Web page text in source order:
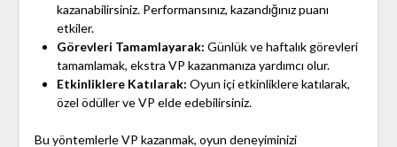
kazanabilirsiniz. Performansınız, kazandığınız puanı
etkiler.
Görevleri Tamamlayarak: Günlük ve haftalık görevleri
tamamlamak, ekstra VP kazanmanıza yardımcı olur.
Etkinliklere Katılarak: Oyun içi etkinliklere katılarak,
özel ödüller ve VP elde edebilirsiniz.
Bu yöntemlerle VP kazanmak, oyun deneyiminizi